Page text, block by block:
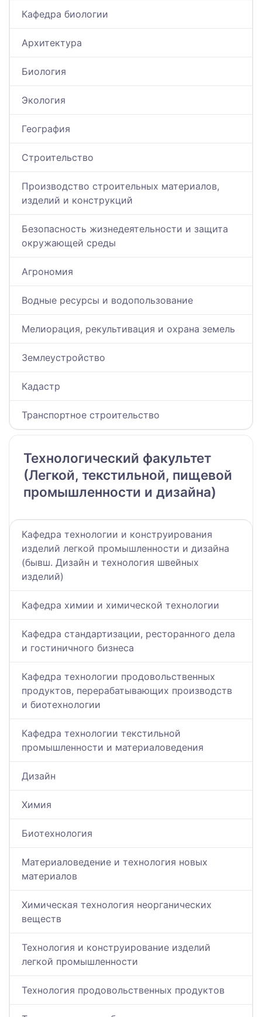
Кафедра биологии
Архитектура
Биология
Экология
География
Строительство
Производство строительных материалов,
изделий и конструкций
Безопасность жизнедеятельности и защита
окружающей среды
Агрономия
Водные ресурсы и водопользование
Мелиорация, рекультивация и охрана земель
Землеустройство
Кадастр
Транспортное строительство
Технологический факультет
(Легкой, текстильной, пищевой
промышленности и дизайна)
Кафедра технологии и конструирования
изделий легкой промышленности и дизайна
(бывш. Дизайн и технология швейных
изделий)
Кафедра химии и химической технологии
Кафедра стандартизации, ресторанного дела
и гостиничного бизнеса
Кафедра технологии продовольственных
продуктов, перерабатывающих производств
и биотехнологии
Кафедра технологии текстильной
промышленности и материаловедения
Дизайн
Химия
Биотехнология
Материаловедение и технология новых
материалов
Химическая технология неорганических
веществ
Технология и конструирование изделий
легкой промышленности
Технология продовольственных продуктов